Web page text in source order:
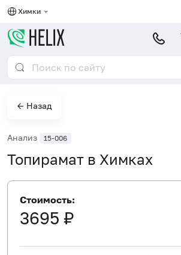
Химки
← Назад
Анализ 15-006
Топирамат в Химках
Стоимость:
3695 ₽